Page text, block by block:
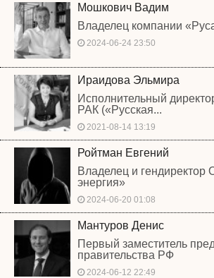
Мошкович Вадим
Владелец компании
2024-06-24 23:50
Ираидова Эльмира
Исполнительный
РАК («Русская...
2021-08-14 13:19
Ройтман Евгений
Владелец и гендиректор
энергия»
2024-06-20 01:08
Мантуров Денис
Первый заместитель
правительства РФ
2024-06-12 22:49